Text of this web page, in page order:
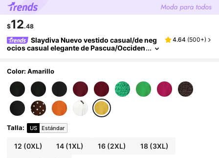
$12.48
Slaydiva Nuevo vestido casual/de neg
ocios casual elegante de Pascua/Occiden
4.64 (500+)
Color: Amarillo
Talla: US Estándar
12 (0XL) 14 (1XL) 16(2XL) 18(3XL)